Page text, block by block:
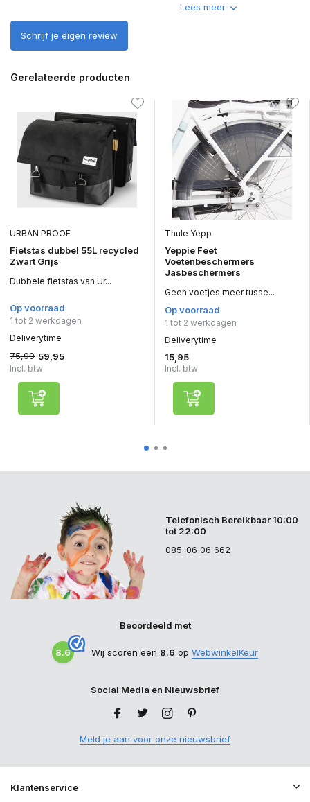
Lees meer
Schrijf je eigen review
Gerelateerde producten
URBAN PROOF
Fietstas dubbel 55L recycled
Zwart Grijs
Dubbele fietstas van Ur...
Op voorraad
1 tot 2 werkdagen
Deliverytime
75,99 59,95
Incl. btw
Thule Yepp
Yeppie Feet
Voetenbeschermers
Jasbeschermers
Geen voetjes meer tusse...
Op voorraad
1 tot 2 werkdagen
Deliverytime
15,95
Incl. btw
Telefonisch Bereikbaar 10:00
tot 22:00
085-06 06 662
Beoordeeld met
8.6 Wij scoren een 8.6 op WebwinkelKeur
Social Media en Nieuwsbrief
Meld je aan voor onze nieuwsbrief
Klantenservice